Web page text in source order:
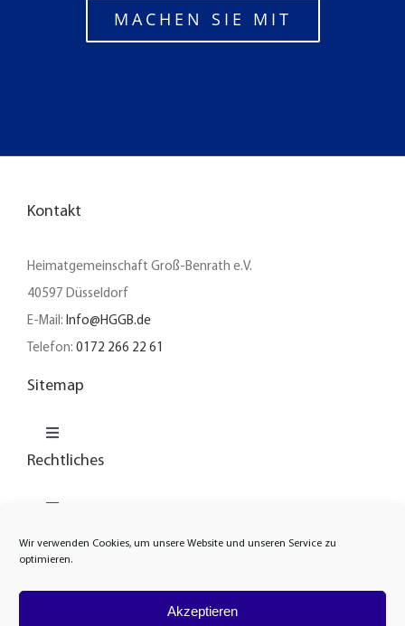
Wir verwenden Cookies, um unsere Website und unseren Service zu
optimieren.
Akzeptieren
MACHEN SIE MIT
Kontakt
Heimatgemeinschaft Groß-Benrath e.V.
40597 Düsseldorf
E-Mail: Info@HGGB.de
Telefon: 0172 266 22 61
Sitemap
Toggle
Navigation
News
Rechtliches
Cookie-Richtlinie